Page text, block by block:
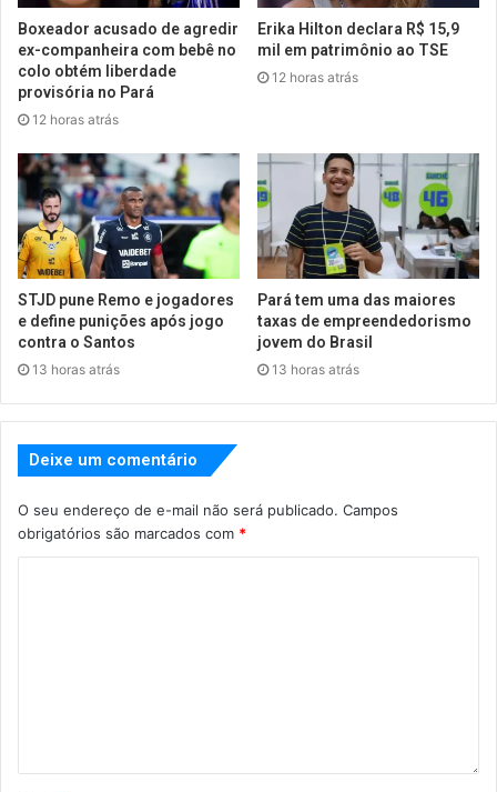
Boxeador acusado de agredir
ex-companheira com bebê no
colo obtém liberdade
provisória no Pará
12 horas atrás
Erika Hilton declara R$ 15,9
mil em patrimônio ao TSE
12 horas atrás
STJD pune Remo e jogadores
e define punições após jogo
contra o Santos
13 horas atrás
Pará tem uma das maiores
taxas de empreendedorismo
jovem do Brasil
13 horas atrás
Deixe um comentário
O seu endereço de e-mail não será publicado. Campos
obrigatórios são marcados com *